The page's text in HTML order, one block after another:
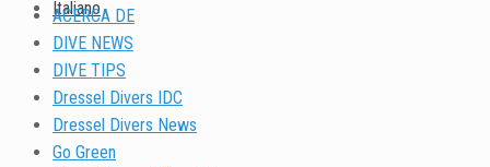
Italiano
ACERCA DE
DIVE NEWS
DIVE TIPS
Dressel Divers IDC
Dressel Divers News
Go Green